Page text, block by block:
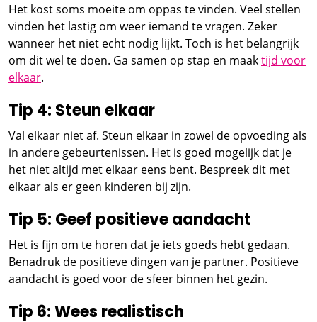
Het kost soms moeite om oppas te vinden. Veel stellen
vinden het lastig om weer iemand te vragen. Zeker
wanneer het niet echt nodig lijkt. Toch is het belangrijk
om dit wel te doen. Ga samen op stap en maaktijd voor
elkaar.
Tip 4: Steun elkaar
Val elkaar niet af. Steun elkaar in zowel de opvoeding als
in andere gebeurtenissen. Het is goed mogelijk dat je
het niet altijd met elkaar eens bent. Bespreek dit met
elkaar als er geen kinderen bij zijn.
Tip 5: Geef positieve aandacht
Het is fijn om te horen dat je iets goeds hebt gedaan.
Benadruk de positieve dingen van je partner. Positieve
aandacht is goed voor de sfeer binnen het gezin.
Tip 6: Wees realistisch